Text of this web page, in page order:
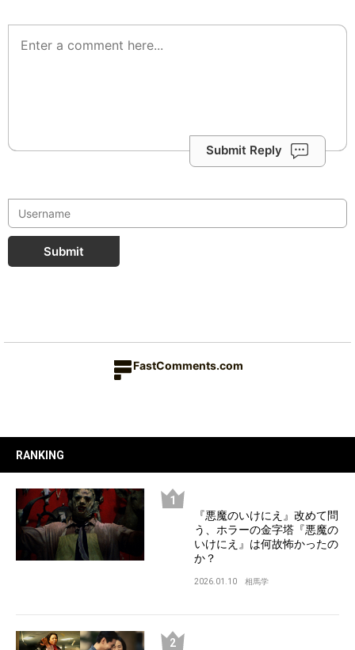
Submit Reply
Submit
FastComments.com
RANKING
『悪魔のいけにえ』改めて問
う、ホラーの金字塔『悪魔の
いけにえ』は何故怖かったの
か？
2026.01.10 相馬学